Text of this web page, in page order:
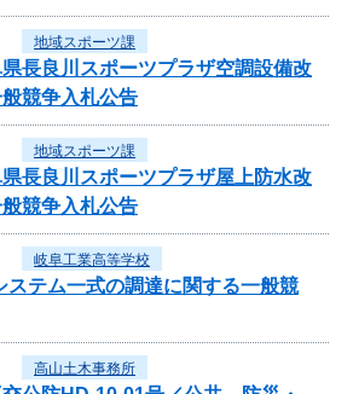
地域スポーツ課
県長良川スポーツプラザ空調設備改
競争入札公告
地域スポーツ課
県長良川スポーツプラザ屋上防水改
競争入札公告
岐阜工業高等学校
ステム一式の調達に関する一般競
高山土木事務所